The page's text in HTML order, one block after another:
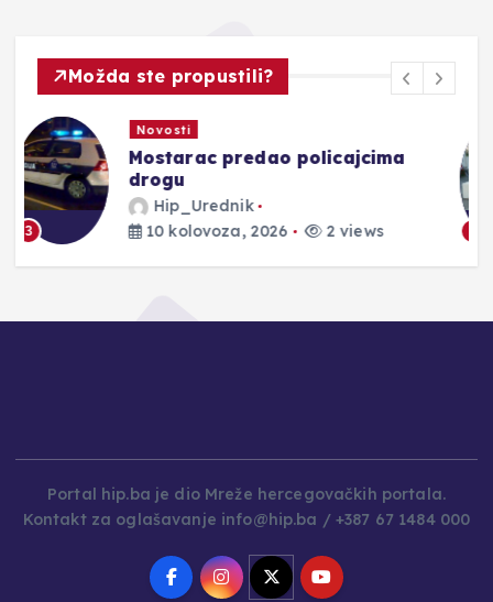
Možda ste propustili?
Novosti
18. DAN BLIZANACA | Večer
zajedništva, sjećanja i druženja
Hip_Urednik
10 kolovoza, 2026
5 views
Portal hip.ba je dio Mreže hercegovačkih portala.
Kontakt za oglašavanje info@hip.ba / +387 67 1484 000